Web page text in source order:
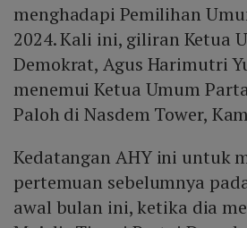
menghadapi Pemilihan
2024. Kali ini, giliran Ketua
Demokrat, Agus Harimutri
menemui Ketua Umum
Paloh di Nasdem Tower,
Kedatangan AHY ini untuk
pertemuan sebelumnya
awal bulan ini, ketika dia